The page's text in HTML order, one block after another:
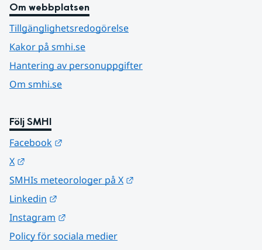
Om webbplatsen
Tillgänglighetsredogörelse
Kakor på smhi.se
Hantering av personuppgifter
Om smhi.se
Följ SMHI
Facebook
X
SMHIs meteorologer på X
Linkedin
Instagram
Policy för sociala medier